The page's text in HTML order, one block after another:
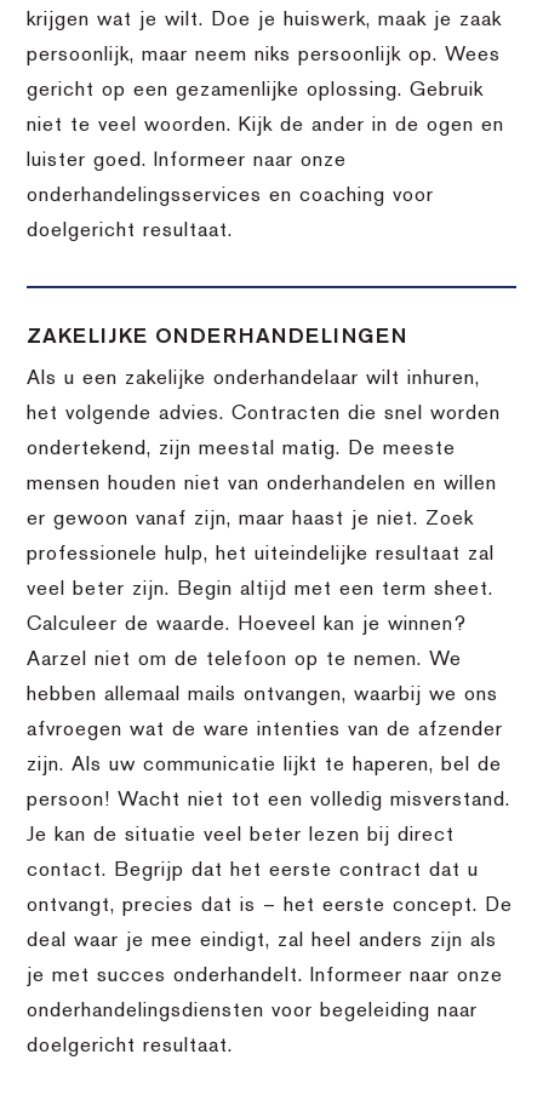
krijgen wat je wilt. Doe je huiswerk, maak je zaak
persoonlijk, maar neem niks persoonlijk op. Wees
gericht op een gezamenlijke oplossing. Gebruik
niet te veel woorden. Kijk de ander in de ogen en
luister goed. Informeer naar onze
onderhandelingsservices en coaching voor
doelgericht resultaat.
ZAKELIJKE ONDERHANDELINGEN
Als u een zakelijke onderhandelaar wilt inhuren,
het volgende advies. Contracten die snel worden
ondertekend, zijn meestal matig. De meeste
mensen houden niet van onderhandelen en willen
er gewoon vanaf zijn, maar haast je niet. Zoek
professionele hulp, het uiteindelijke resultaat zal
veel beter zijn. Begin altijd met een term sheet.
Calculeer de waarde. Hoeveel kan je winnen?
Aarzel niet om de telefoon op te nemen. We
hebben allemaal mails ontvangen, waarbij we ons
afvroegen wat de ware intenties van de afzender
zijn. Als uw communicatie lijkt te haperen, bel de
persoon! Wacht niet tot een volledig misverstand.
Je kan de situatie veel beter lezen bij direct
contact. Begrijp dat het eerste contract dat u
ontvangt, precies dat is – het eerste concept. De
deal waar je mee eindigt, zal heel anders zijn als
je met succes onderhandelt. Informeer naar onze
onderhandelingsdiensten voor begeleiding naar
doelgericht resultaat.